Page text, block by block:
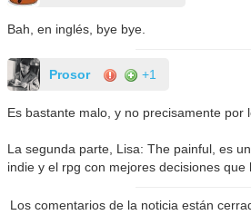
Bah, en inglés, bye bye.
Prosor +1
Es bastante malo, y no precisamente por
La segunda parte, Lisa: The painful, es
indie y el rpg con mejores decisiones que
Los comentarios de la noticia están